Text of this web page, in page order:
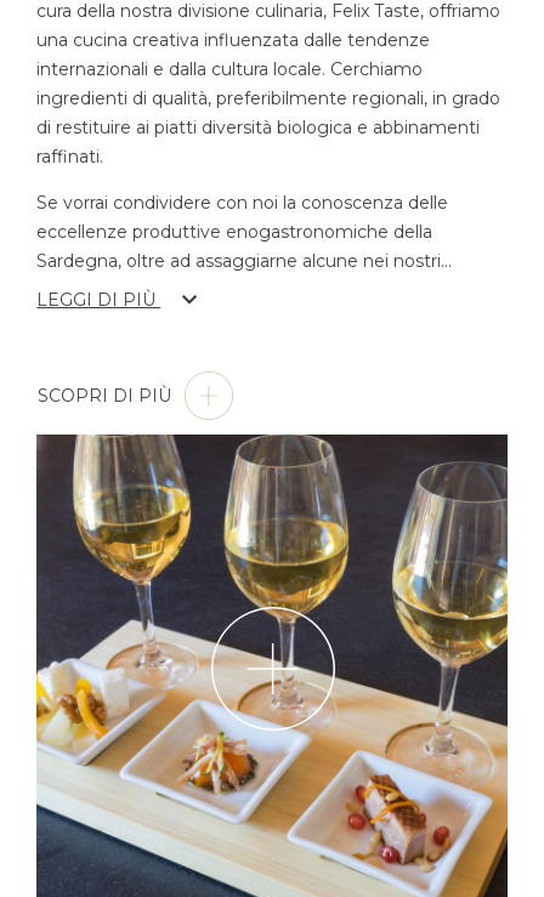
cura della nostra divisione culinaria, Felix Taste, offriamo
una cucina creativa influenzata dalle tendenze
internazionali e dalla cultura locale. Cerchiamo
ingredienti di qualità, preferibilmente regionali, in grado
di restituire ai piatti diversità biologica e abbinamenti
raffinati.
Se vorrai condividere con noi la conoscenza delle
eccellenze produttive enogastronomiche della
Sardegna, oltre ad assaggiarne alcune nei nostri...
LEGGI DI PIÙ
SCOPRI DI PIÙ